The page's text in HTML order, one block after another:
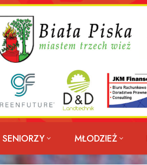
SENIORZY MŁODZIEŻ